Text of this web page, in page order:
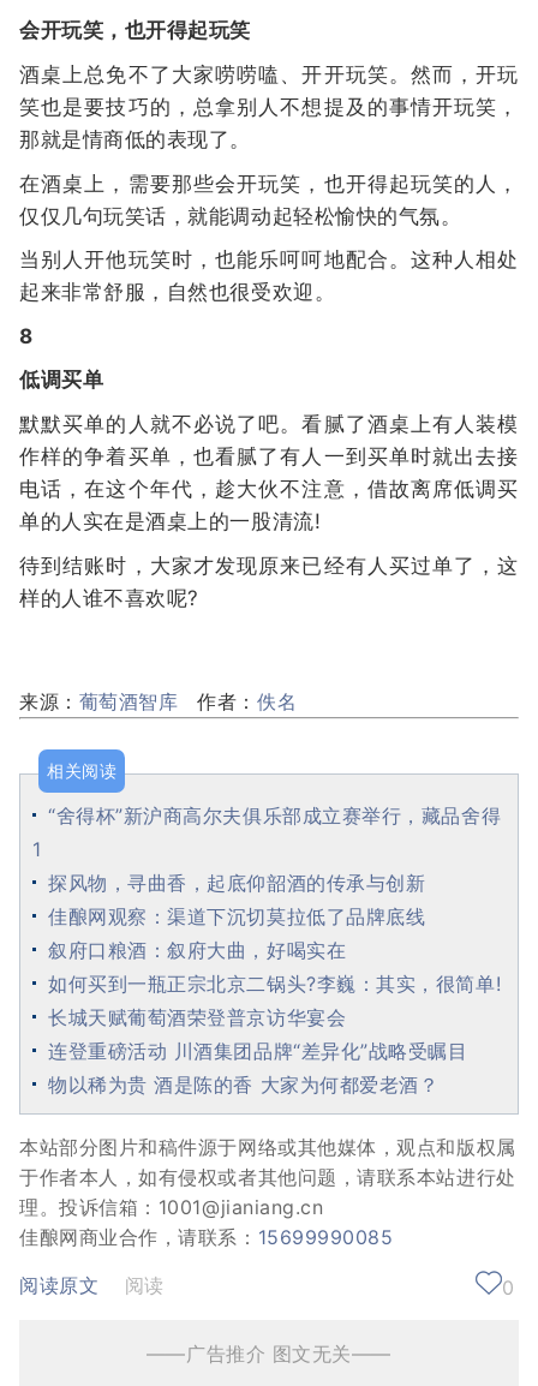
会开玩笑，也开得起玩笑
酒桌上总免不了大家唠唠嗑、开开玩笑。然而，开玩
笑也是要技巧的，总拿别人不想提及的事情开玩笑，
那就是情商低的表现了。
在酒桌上，需要那些会开玩笑，也开得起玩笑的人，
仅仅几句玩笑话，就能调动起轻松愉快的气氛。
当别人开他玩笑时，也能乐呵呵地配合。这种人相处
起来非常舒服，自然也很受欢迎。
8
低调买单
默默买单的人就不必说了吧。看腻了酒桌上有人装模
作样的争着买单，也看腻了有人一到买单时就出去接
电话，在这个年代，趁大伙不注意，借故离席低调买
单的人实在是酒桌上的一股清流!
待到结账时，大家才发现原来已经有人买过单了，这
样的人谁不喜欢呢?
来源： 葡萄酒智库 作者：佚名
相关阅读
“舍得杯”新沪商高尔夫俱乐部成立赛举行，藏品舍得
1
探风物，寻曲香，起底仰韶酒的传承与创新
佳酿网观察：渠道下沉切莫拉低了品牌底线
叙府口粮酒：叙府大曲，好喝实在
如何买到一瓶正宗北京二锅头?李巍：其实，很简单!
长城天赋葡萄酒荣登普京访华宴会
连登重磅活动 川酒集团品牌“差异化”战略受瞩目
物以稀为贵 酒是陈的香 大家为何都爱老酒？
本站部分图片和稿件源于网络或其他媒体，观点和版权属
于作者本人，如有侵权或者其他问题，请联系本站进行处
理。投诉信箱：1001@jianiang.cn
佳酿网商业合作，请联系： 15699990085
阅读原文
阅读 0
——广告推介 图文无关——